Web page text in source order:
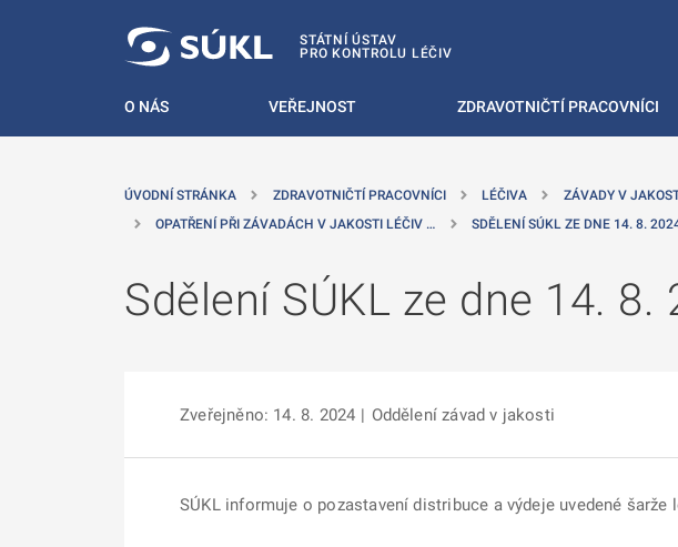
STÁTNÍ ÚSTAV
PRO KONTROLU LÉČIV
O NÁS VEŘEJNOST ZDRAVOTNIČTÍ PRACOVNÍCI
ÚVODNÍ STRÁNKA ZDRAVOTNIČTÍ PRACOVNÍCI LÉČIVA ZÁVADY V
OPATŘENÍ PŘI ZÁVADÁCH V JAKOSTI LÉČIV …
SDĚLENÍ SÚKL ZE DNE 14. 8.
Sdělení SÚKL ze dne 14. 8.
Zveřejněno: 14. 8. 2024 | Oddělení závad v jakosti
SÚKL informuje o pozastavení distribuce a výdeje uvedené